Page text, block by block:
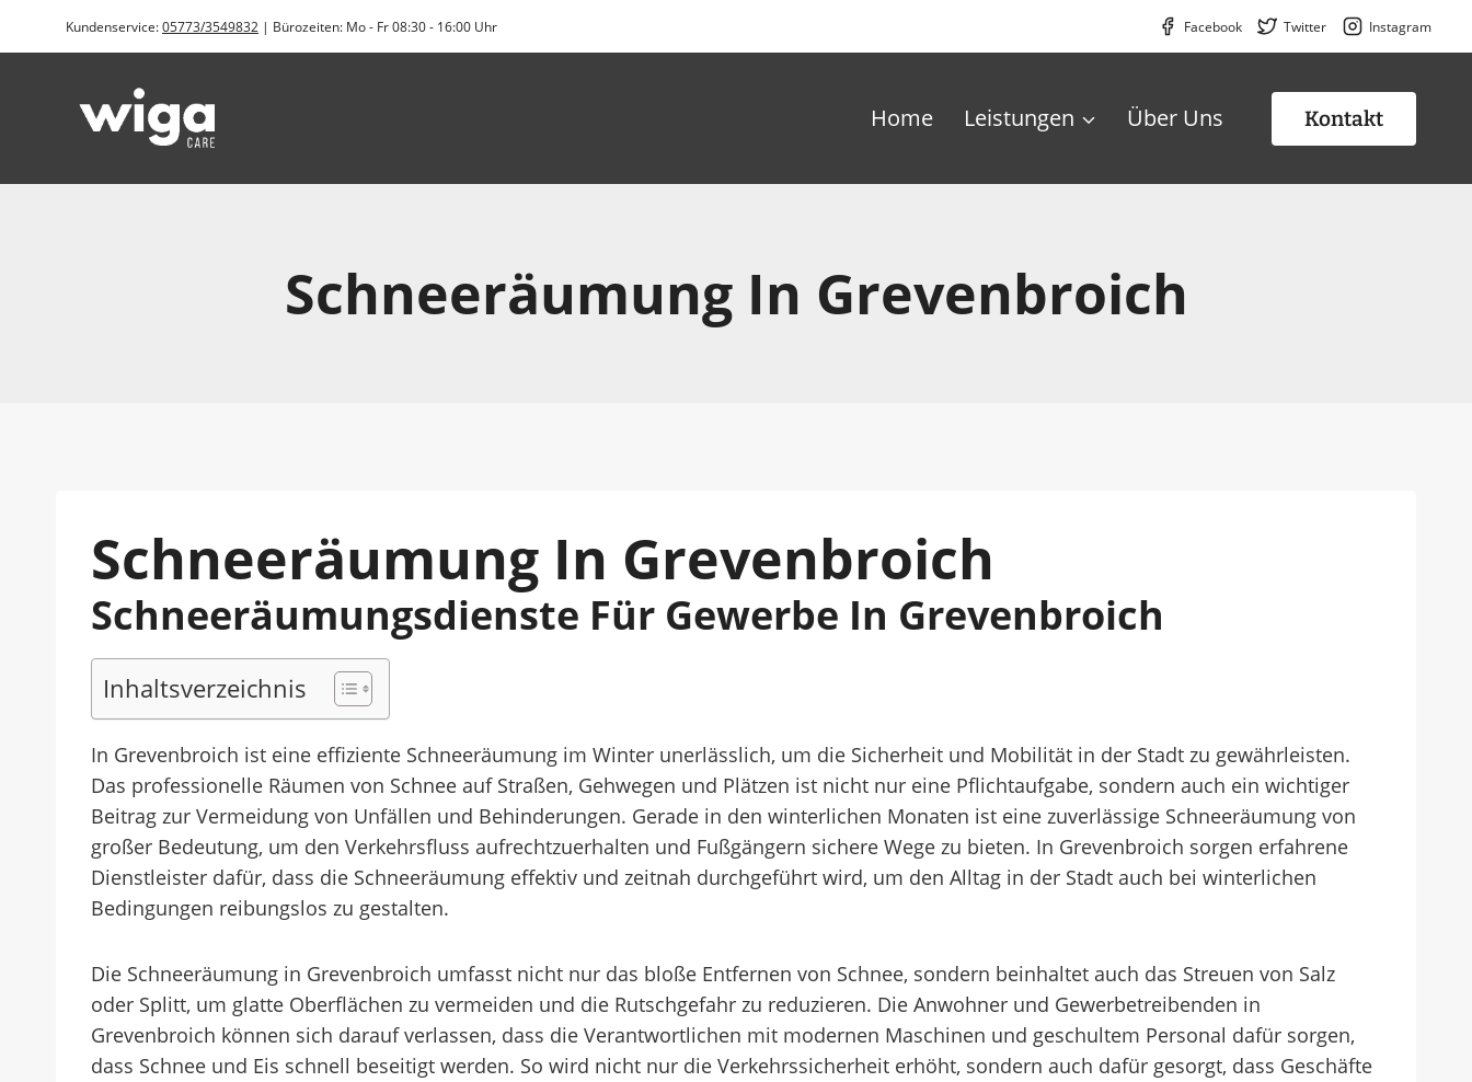
Kundenservice:05773/3549832 | Bürozeiten: Mo - Fr 08:30 - 16:00 Uhr Facebook Twitter Instagram
Home Leistungen Über Uns Kontakt
Schneeräumung In Grevenbroich
Schneeräumung In Grevenbroich
Schneeräumungsdienste Für Gewerbe In Grevenbroich
Inhaltsverzeichnis
In Grevenbroich ist eine effiziente Schneeräumung im Winter unerlässlich, um die Sicherheit und Mobilität in der Stadt zu gewährleisten.
Das professionelle Räumen von Schnee auf Straßen, Gehwegen und Plätzen ist nicht nur eine Pflichtaufgabe, sondern auch ein wichtiger
Beitrag zur Vermeidung von Unfällen und Behinderungen. Gerade in den winterlichen Monaten ist eine zuverlässige Schneeräumung von
großer Bedeutung, um den Verkehrsfluss aufrechtzuerhalten und Fußgängern sichere Wege zu bieten. In Grevenbroich sorgen erfahrene
Dienstleister dafür, dass die Schneeräumung effektiv und zeitnah durchgeführt wird, um den Alltag in der Stadt auch bei winterlichen
Bedingungen reibungslos zu gestalten.
Die Schneeräumung in Grevenbroich umfasst nicht nur das bloße Entfernen von Schnee, sondern beinhaltet auch das Streuen von Salz
oder Splitt, um glatte Oberflächen zu vermeiden und die Rutschgefahr zu reduzieren. Die Anwohner und Gewerbetreibenden in
Grevenbroich können sich darauf verlassen, dass die Verantwortlichen mit modernen Maschinen und geschultem Personal dafür sorgen,
dass Schnee und Eis schnell beseitigt werden. So wird nicht nur die Verkehrssicherheit erhöht, sondern auch dafür gesorgt, dass Geschäfte